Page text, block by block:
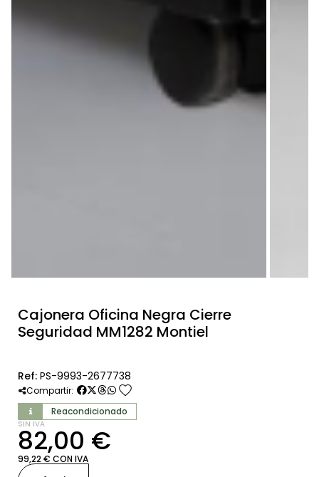
Cajonera Oficina Negra Cierre
Seguridad MM1282 Montiel
Ref: PS-9993-2677738
Compartir: favorite
Reacondicionado
SIN IVA
82,00 €
99,22 € CON IVA